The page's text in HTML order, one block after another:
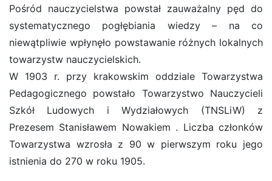
Pośród nauczycielstwa powstał zauważalny pęd do
systematycznego pogłębiania wiedzy – na co
niewątpliwie wpłynęło powstawanie różnych lokalnych
towarzystw nauczycielskich.
W 1903 r. przy krakowskim oddziale Towarzystwa
Pedagogicznego powstało Towarzystwo Nauczycieli
Szkół Ludowych i Wydziałowych (TNSLiW) z
Prezesem Stanisławem Nowakiem . Liczba członków
Towarzystwa wzrosła z 90 w pierwszym roku jego
istnienia do 270 w roku 1905.